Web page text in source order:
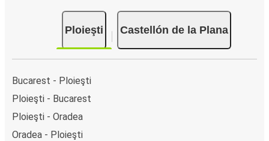
Ploieşti Castellón de la Plana
Bucarest - Ploieşti
Ploieşti - Bucarest
Ploieşti - Oradea
Oradea - Ploieşti